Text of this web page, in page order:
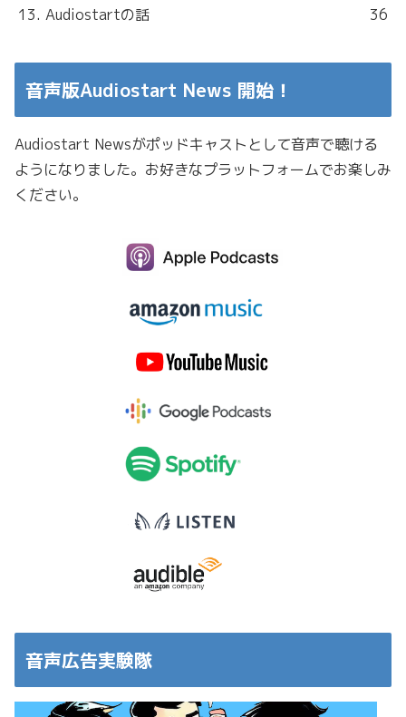
13. Audiostartの話 36
音声版Audiostart News 開始！
Audiostart Newsがポッドキャストとして音声で聴ける
ようになりました。お好きなプラットフォームでお楽しみ
ください。
音声広告実験隊